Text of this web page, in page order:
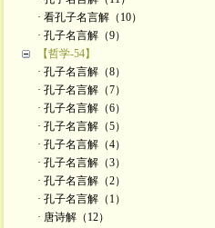
· 看孔子名言解（10）
· 孔子名言解（9）
【哲学-54】
· 孔子名言解（8）
· 孔子名言解（7）
· 孔子名言解（6）
· 孔子名言解（5）
· 孔子名言解（4）
· 孔子名言解（3）
· 孔子名言解（2）
· 孔子名言解（1）
· 唐诗解（12）